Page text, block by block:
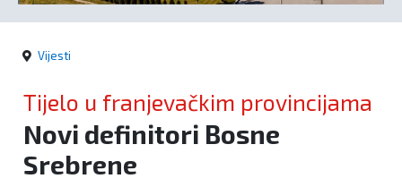
Vijesti
Tijelo u franjevačkim provincijama
Novi definitori Bosne
Srebrene